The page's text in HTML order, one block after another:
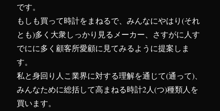
です。
もしも買って時計をまねるで、みんなにやはり(それ
とも)多く大衆しっかり見るメーカー、さすがに人す
でにに多く顧客所愛顧に見てみるように提案しま
す。
私と身回り人こ業界に対する理解を通じて(通って)、
みんなために総括して高まねる時計2人(つ)種類人を
買います。